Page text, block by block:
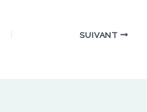
SUIVANT